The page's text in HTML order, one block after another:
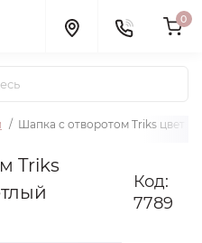
0
Шапка с отворотом Triks цвет
Triks
Код:
7789